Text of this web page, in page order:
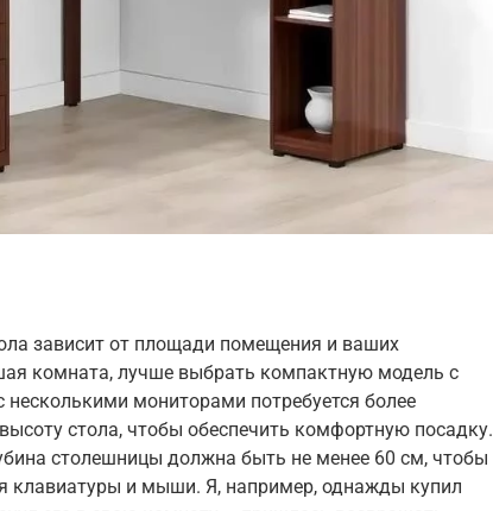
зависит от площади помещения и ваших
комната, лучше выбрать компактную модель с
мониторами потребуется более
стола, чтобы обеспечить комфортную посадку.
столешницы должна быть не менее 60 см, чтобы
клавиатуры и мыши. Я, например, однажды купил